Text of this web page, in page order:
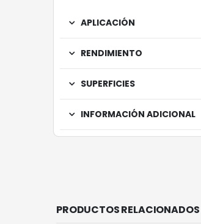
APLICACIÓN
RENDIMIENTO
SUPERFICIES
INFORMACIÓN ADICIONAL
PRODUCTOS RELACIONADOS